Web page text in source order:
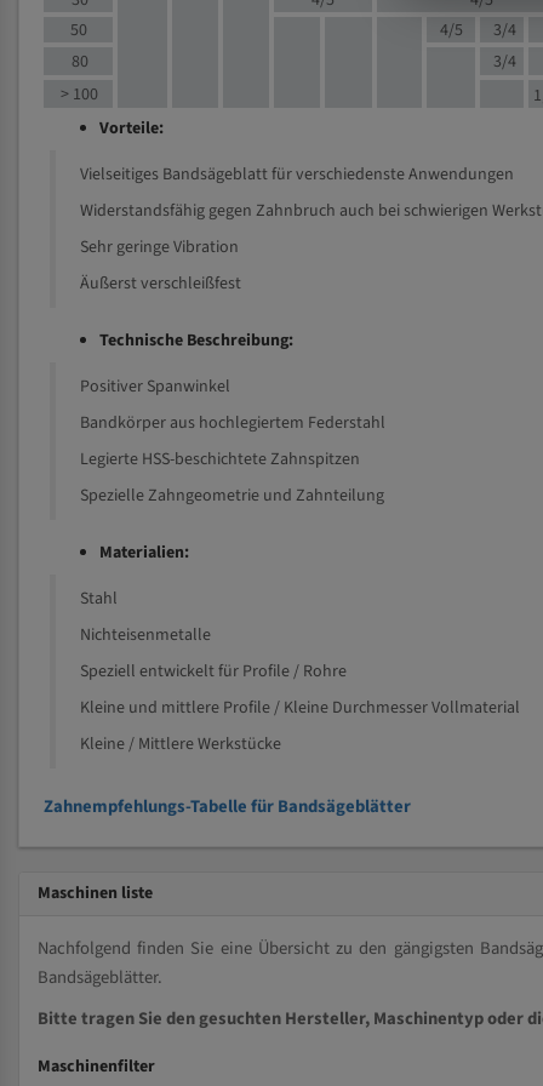
50
4/5 3/4
80
3/4
> 100
Vorteile:
Vielseitiges Bandsägeblatt für verschiedenste Anwendungen
Widerstandsfähig gegen Zahnbruch auch bei schwierigen
Sehr geringe Vibration
Äußerst verschleißfest
Technische Beschreibung:
Positiver Spanwinkel
Bandkörper aus hochlegiertem Federstahl
Legierte HSS-beschichtete Zahnspitzen
Spezielle Zahngeometrie und Zahnteilung
Materialien:
Stahl
Nichteisenmetalle
Speziell entwickelt für Profile / Rohre
Kleine und mittlere Profile / Kleine Durchmesser Vollmaterial
Kleine / Mittlere Werkstücke
Zahnempfehlungs-Tabelle für Bandsägeblätter
Maschinen liste
Nachfolgend finden Sie eine Übersicht zu den gängigsten
Bandsägeblätter.
Bitte tragen Sie den gesuchten Hersteller, Maschinentyp oder
Maschinenfilter